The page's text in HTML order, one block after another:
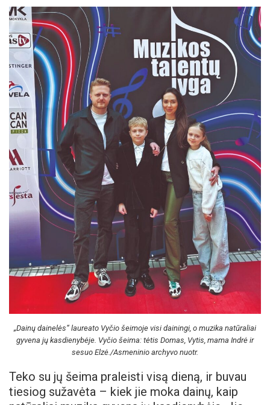
„Dainų dainelės“ laureato Vyčio šeimoje visi dainingi, o muzika natūraliai
gyvena jų kasdienybėje. Vyčio šeima: tėtis Domas, Vytis, mama Indrė ir
sesuo Elzė./Asmeninio archyvo nuotr.
Teko su jų šeima praleisti visą dieną, ir buvau
tiesiog sužavėta – kiek jie moka dainų, kaip